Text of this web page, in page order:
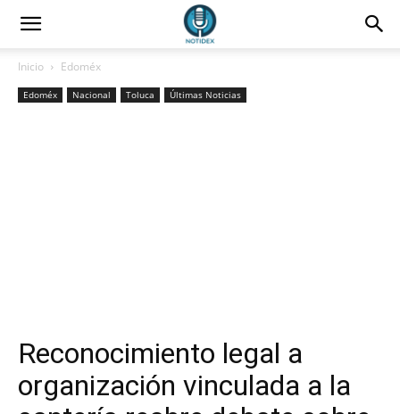
Inicio Edoméx
Edoméx Nacional Toluca Últimas Noticias
Reconocimiento legal a
organización vinculada a la